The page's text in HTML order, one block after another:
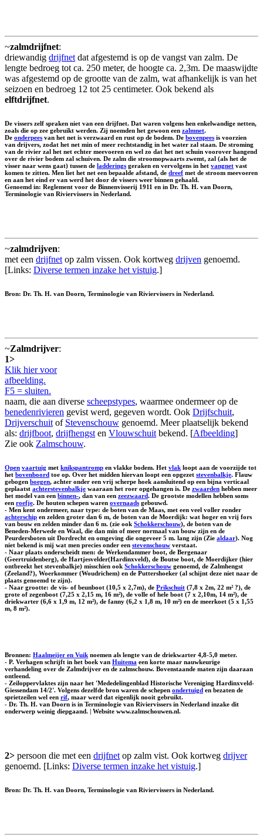
~zalmdrijfnet:
driewandig drijfnet dat afgestemd is op de vangst van zalm. De
lengte bedroeg tot ca. 250 meter, de hoogte ca. 2,3m. De maaswijdte
was afgestemd op de grootte van de zalm, wat afhankelijk is van het
seizoen en bedroeg 12 tot 25 centimeter. Ook bekend als
elftdrijfnet.
De vissers zelf spraken niet van een drijfnet. Dat waren volgens hen enkelwandige netten,
zoals die op zee gebruikt werden. Zij noemden het gewoon een zalmnet.
De onderpees van het net is verzwaard en rust op de bodem. De bovenpees is voorzien
van drijvers, zodat het net min of meer rechtstandig in het water zal staan. De stroming
van de rivier zal het net echter meevoeren en wel zo dat het net schuin voorover hangend
over de rivier bodem zal schuiven. De zalm die stroomopwaarts zwemt, zal (als het de
visser naar wens gaat) tussen de ladderings geraken en vervolgens in het vangnet vast
komen te zitten. Men liet het net een bepaalde afstand, de dreef met de stroom meevoeren
en aan het eind er van werd het door de vissers weer binnen gehaald.
Genoemd in: Reglement voor de Binnenvisserij 1911 en in Dr. Th. H. van Doorn,
Terminologie van Riviervissers in Nederland.
~zalmdrijven:
met een drijfnet op zalm vissen. Ook kortweg drijven genoemd.
[Links: Diverse termen inzake het vistuig.]
Bron: Dr. Th. H. van Doorn, Terminologie van Riviervissers in Nederland.
~Zalmdrijver:
1>
Klik hier voor
afbeelding.
F5 = sluiten.
naam, die aan diverse scheepstypes, waarmee ondermeer op de
benedenrivieren gevist werd, gegeven wordt. Ook Drijfschuit,
Drijverschuit of Stevenschouw genoemd. Meer plaatselijk bekend
als: drijfboot, drijfhengst en Vlouwschuit bekend. [Afbeelding]
Zie ook Zalmschouw.
Open vaartuig met knikspantromp en vlakke bodem. Het vlak loopt aan de voorzijde tot
het bovenboord toe op. Over het midden hiervan loopt een opgezet stevenbalkje. Flauw
gebogen boegen, achter onder een vrij scherpe hoek aansluitend op een bijna verticaal
geplaatst achterstevenbalkje waaraan het roer opgehangen is. De zwaarden hebben meer
het model van een binnen-, dan van een zeezwaard. De grootste modellen hebben soms
een roefje. De houten schepen waren overnaads gebouwd.
- Men kent ondermeer, naar type: de boten van de Maas, met een veel voller ronder
achterschip en zelden groter dan 6 m, de boten van de Moerdijk: wat hoger en vrij fors
van bouw en zelden minder dan 6 m. (zie ook Schokkerschouw), de boten van de
Beneden-Merwede en Waal, die dan min of meer normaal van bouw zijn en de
Peurdersboten uit Dordrecht en omgeving die ongeveer 5 m. lang zijn (Zie aldaar). Nog
niet bekend is mij wat men precies onder een stevenschouw verstaat.
- Naar plaats onderscheidt men: de Werkendammer boot, de Bergenaar
(Geertruidenberg), de Hartjesvelder(Hardinxveld), de Boutse boot, de Moerdijker (hier
ontbreekt het stevenbalkje) misschien ook Schokkerschouw genoemd, de Zalmhengst
(Zeeland?), Woerkommer (Woudrichem) en de Puttershoeker (al schijnt deze niet naar de
plaats genoemd te zijn).
- Naar grootte: de vis- of beunboot (10,5 x 2,7m), de Prikschuit (7,8 x 2m, 22 m² ?), de
grote of zegenboot (7,25 x 2,15 m, 16 m²), de volle of hele boot (7 x 2,10m, 14 m²), de
driekwarter (6,6 x 1,9 m, 12 m²), de fanny (6,2 x 1,8 m, 10 m²) en de meerkoet (5 x 1,55
m, 8 m²).
Bronnen: Haalmeijer en Vuik noemen als lengte van de driekwarter 4,8-5,0 meter.
- P. Verhagen schrijft in het boek van Huitema een korte maar nauwkeurige
verhandeling over de Zalmdrijver en de zalmschouw. Bovenstaande maten zijn daaraan
ontleend.
- Zeiloppervlaktes zijn naar het 'Mededelingenblad Historische Vereniging Hardinxveld-
Giessendam 14/2'. Volgens dezelfde bron waren de schepen ondertuigd en bezaten de
sprietzeilen wel een rif, maar werd dat eigenlijk nooit gebruikt.
- Dr. Th. H. van Doorn is in Terminologie van Riviervissers in Nederland inzake dit
onderwerp weinig diepgaand. | Website www.zalmschouwen.nl.
2> persoon die met een drijfnetop zalm vist. Ook kortweg drijver
genoemd. [Links: Diverse termen inzake het vistuig.]
Bron: Dr. Th. H. van Doorn, Terminologie van Riviervissers in Nederland.